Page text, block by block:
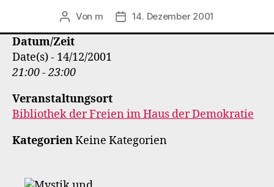
Beitragsautor
Von m Veröffentlichungsdatum
14. Dezember 2001
Datum/Zeit
Date(s) - 14/12/2001
21:00 - 23:00
Veranstaltungsort
Bibliothek der Freien im Haus der Demokratie
KategorienKeine Kategorien